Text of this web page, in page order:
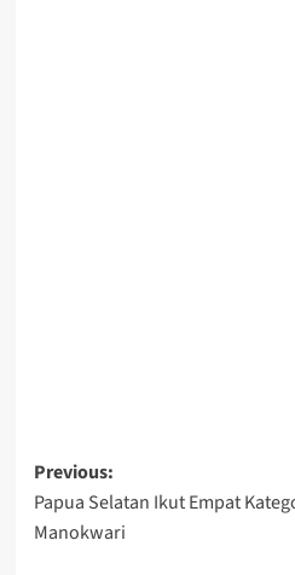
Post
navigation
Previous:
Papua Selatan Ikut Empat
Manokwari